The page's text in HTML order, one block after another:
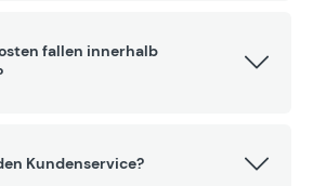
fallen innerhalb
Kundenservice?